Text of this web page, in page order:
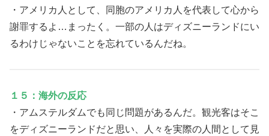
・アメリカ人として、同胞のアメリカ人を代表して心から
謝罪するよ…まったく。一部の人はディズニーランドにい
るわけじゃないことを忘れているんだね。
１５：海外の反応
・アムステルダムでも同じ問題があるんだ。観光客はそこ
をディズニーランドだと思い、人々を実際の人間として見